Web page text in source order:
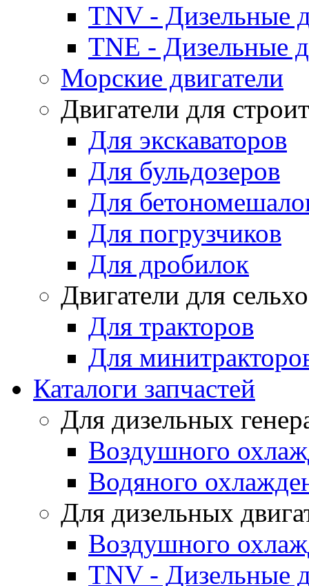
TNV - Дизельные
TNE - Дизельные
Морские двигатели
Двигатели для
Для экскаваторов
Для бульдозеров
Для
Для погрузчиков
Для дробилок
Двигатели для
Для тракторов
Для
Каталоги запчастей
Для дизельных
Воздушного
Водяного
Для дизельных
Воздушного
TNV - Дизельные